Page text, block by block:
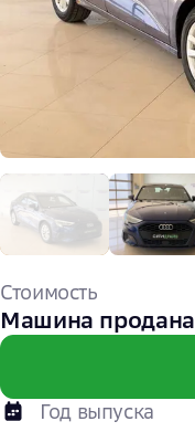
Год выпуска
Стоимость
Машина продана